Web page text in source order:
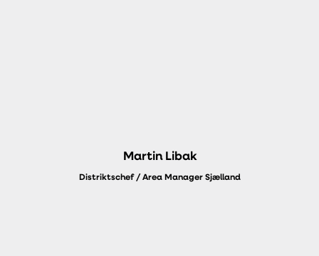
Martin Libak
Distriktschef / Area Manager Sjælland